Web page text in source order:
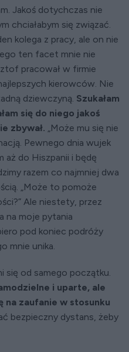
Jakoś dotychczas nie
chciałabym się związać.
kolega z pracy, ale on nie
ten facet mnie nie
pracował w firmie
kierowców. Nie
dziewczyną. Szukałam
się do niego jakoś
zbywał. „Może mu się nie
Pewnego dnia wujek
aż do Hiszpanii i będę
razem co najmniej dwa
„Może to pomoże
Ale niestety, przez
na moje pytania
pod koniec podróży
mnie unika.
się od samego początku.
i uparte, ale
na zaufanie w stosunku
bezpieczny dystans, żeby